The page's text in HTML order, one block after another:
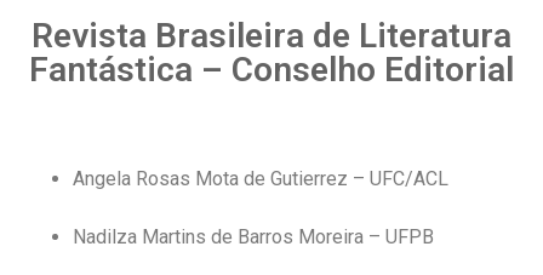
Revista Brasileira de Literatura
Fantástica – Conselho Editorial
Angela Rosas Mota de Gutierrez – UFC/ACL
Nadilza Martins de Barros Moreira – UFPB